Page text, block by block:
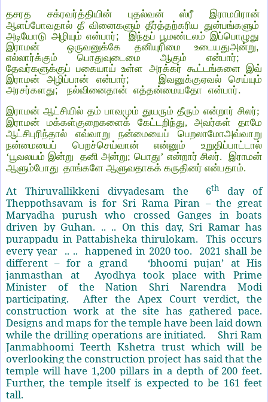
தசரத சக்ரவர்த்தியின் புதல்வன் ஸ்ரீ இராமபிரான்
ஆளப்போவதால் தீ வினைகளும் தீர்த்தற்கரிய துன்பங்களும்
அடியோடு அழியும் என்பார்;
இந்தப் பூமண்டலம் இப்பொழுது
இராமன் ஒருவனுக்கே தனியுரிமை உடையதுஅன்று,
எல்லார்க்கும் பொதுவுடைமை ஆகும் என்பார்;
தேவர்களுக்குப் பகையாய் உள்ள அரக்கர் கூட்டங்களை இவ்
இராமன் அழிப்பான் என்பார்;
இவனுக்குஏவல் செய்யும்
அரசர்களது;
நல்வினைதான் எத்தன்மையதோ என்பார்.
இராமன் ஆட்சியில் தம் பாவமும் துயரும் தீரும் என்றார் சிலர்;
இராமன் மக்கள்குறைகளைக் கேட்டறிந்து, அவர்கள் தாமே
ஆட்சிபுரிந்தால் எவ்வாறு நன்மையைப் பெறலாமோஅவ்வாறு
நன்மையைப் பெறச்செய்வான் என்னும் உறுதிப்பாட்டால்
‘பூவலயம் இன்று தனி அன்று; பொது’ என்றார் சிலர். இராமன்
ஆளும்போது தாங்களே ஆளுவதாகக் கருதினர் என்பதாம்.
At Thiruvallikkeni divyadesam the 6thday of
Theppothsavam is for Sri Rama Piran – the great
Maryadha purush who crossed Ganges in boats
driven by Guhan. .. .. On this day, Sri Ramar has
purappadu in Pattabisheka thirulokam.
This occurs
every year .. .. happened in 2020 too. 2021 shall be
different – for a grand ‘bhoomi pujan’ at His
janmasthan at Ayodhya took place with Prime
Minister of the Nation Shri Narendra Modi
participating. After the Apex Court verdict, the
construction work at the site has gathered pace.
Designs and maps for the temple have been laid down
while the drilling operations are initiated. Shri Ram
Janmabhoomi Teerth Kshetra trust which will be
overlooking the construction project has said that the
temple will have 1,200 pillars in a depth of 200 feet.
Further, the temple itself is expected to be 161 feet
tall.